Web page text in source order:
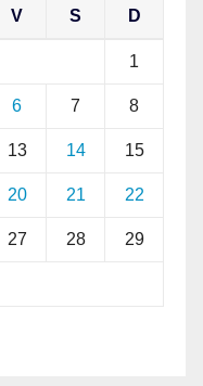
V S D
1
6 7 8
13 14 15
20 21 22
27 28 29